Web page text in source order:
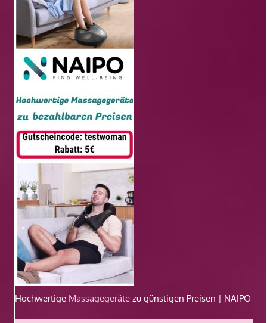
Hochwertige Massagegeräte zu günstigen Preisen | NAIPO